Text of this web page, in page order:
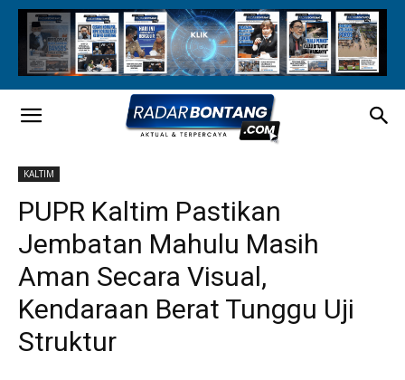
KALTIM
PUPR Kaltim Pastikan
Jembatan Mahulu Masih
Aman Secara Visual,
Kendaraan Berat Tunggu Uji
Struktur